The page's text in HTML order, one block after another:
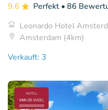
9.6 Perfekt • 86
Leonardo Hotel
Amsterdam (4km)
Verkauft: 3